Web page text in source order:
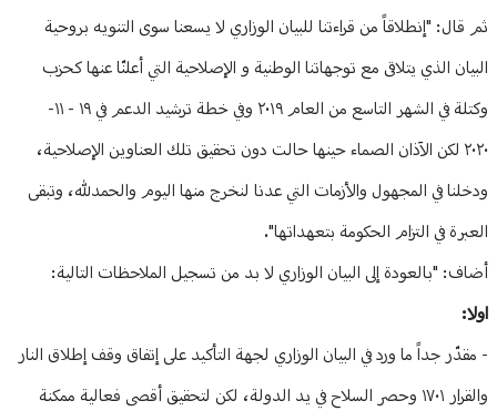
ثم قال: "إنطلاقاً من قراءتنا للبيان الوزاري لا يسعنا سوى التنويه بروحية
البيان الذي يتلاقى مع توجهاتنا الوطنية و الإصلاحية التي أعلنّا عنها كحزب
وكتلة في الشهر التاسع من العام ٢٠١٩ وفي خطة ترشيد الدعم في ١٩ - ١١-
٢٠٢٠ لكن الآذان الصماء حينها حالت دون تحقيق تلك العناوين الإصلاحية،
ودخلنا في المجهول والأزمات التي عدنا لنخرج منها اليوم والحمدلله، وتبقى
العبرة في التزام الحكومة بتعهداتها".
أضاف: "بالعودة إلى البيان الوزاري لا بد من تسجيل الملاحظات التالية:
اولا:
- مقدّر جداً ما ورد في البيان الوزاري لجهة التأكيد على إتفاق وقف إطلاق النار
والقرار ١٧٠١ وحصر السلاح في يد الدولة، لكن لتحقيق أقصى فعالية ممكنة